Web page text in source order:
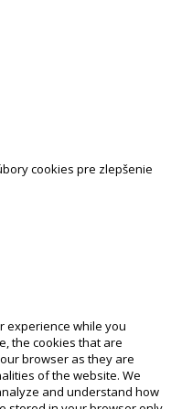
cookies pre zlepšenie
experience while you
the cookies that are
browser as they are
of the website. We
and understand how